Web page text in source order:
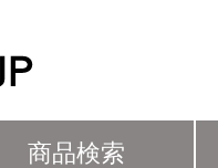
商品検索